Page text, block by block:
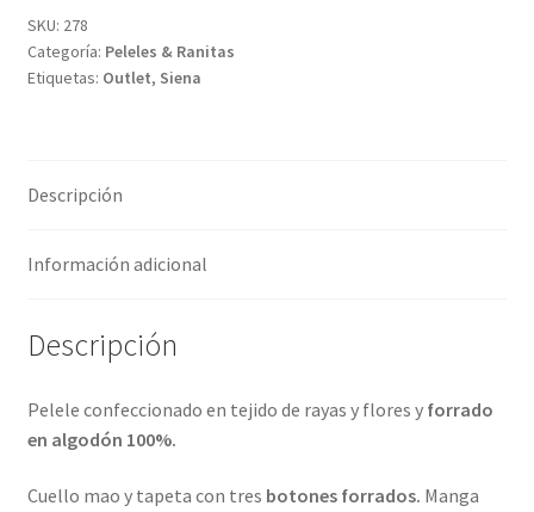
SKU: 278
Categoría: Peleles & Ranitas
Etiquetas: Outlet, Siena
Descripción
Información adicional
Descripción
Pelele confeccionado en tejido de rayas y flores y forrado
en algodón 100%.
Cuello mao y tapeta con tres botones forrados. Manga